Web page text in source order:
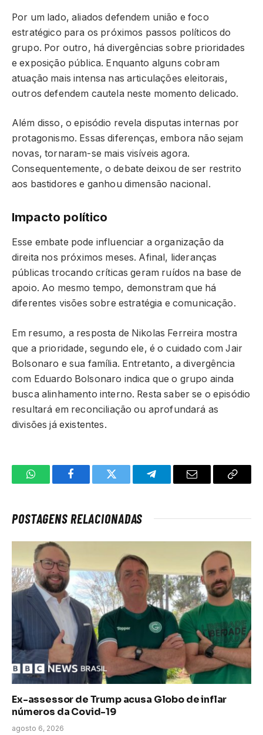
Por um lado, aliados defendem união e foco
estratégico para os próximos passos políticos do
grupo. Por outro, há divergências sobre prioridades
e exposição pública. Enquanto alguns cobram
atuação mais intensa nas articulações eleitorais,
outros defendem cautela neste momento delicado.
Além disso, o episódio revela disputas internas por
protagonismo. Essas diferenças, embora não sejam
novas, tornaram-se mais visíveis agora.
Consequentemente, o debate deixou de ser restrito
aos bastidores e ganhou dimensão nacional.
Impacto político
Esse embate pode influenciar a organização da
direita nos próximos meses. Afinal, lideranças
públicas trocando críticas geram ruídos na base de
apoio. Ao mesmo tempo, demonstram que há
diferentes visões sobre estratégia e comunicação.
Em resumo, a resposta de Nikolas Ferreira mostra
que a prioridade, segundo ele, é o cuidado com Jair
Bolsonaro e sua família. Entretanto, a divergência
com Eduardo Bolsonaro indica que o grupo ainda
busca alinhamento interno. Resta saber se o episódio
resultará em reconciliação ou aprofundará as
divisões já existentes.
WhatsAppFacebookTwitter TelegramaE-
Copiar
POSTAGENS RELACIONADAS
Ex-assessor de Trump acusa Globo de inflar
números da Covid-19
agosto 6, 2026